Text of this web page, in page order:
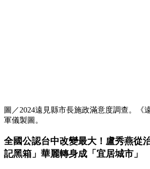
圖／2024遠見縣市長施政滿意度調查。《
軍儀製圖。
全國公認台中改變最大！盧秀燕從
記黑箱」華麗轉身成「宜居城市」